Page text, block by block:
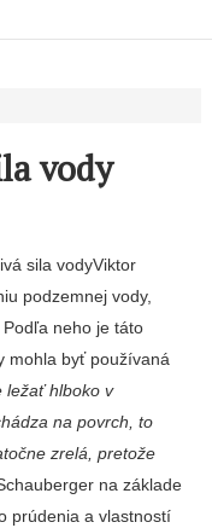
vody
sila vodyViktor
podzemnej vody,
neho je táto
mohla byť používaná
ležať hlboko v
na povrch, to
zrelá, pretože
na základe
prúdenia a vlastností